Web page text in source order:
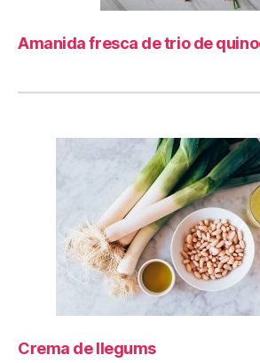
Amanida fresca de trio de
Crema de llegums